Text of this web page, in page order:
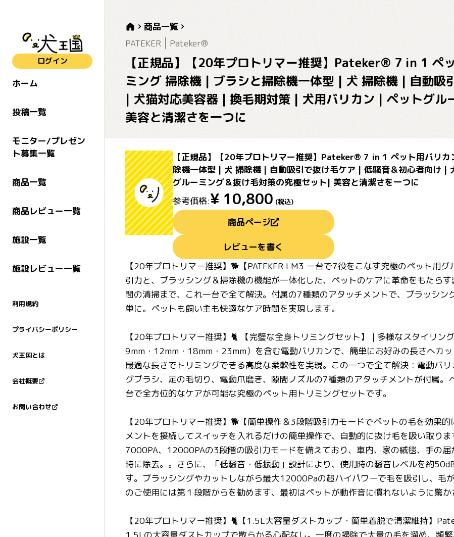
ログイン
ホーム
投稿一覧
モニター/プレゼン
ト募集一覧
商品一覧
商品レビュー一覧
施設一覧
施設レビュー一覧
利用規約
プライバシーポリシー
犬王国とは
会社概要
お問い合わせ
商品一覧
PATEKER
Pateker®
【正規品】【20年プロトリマー推奨】Pateker® 7 in 1 ペ
ミング 掃除機 | ブラシと掃除機一体型 | 犬 掃除機 | 自動吸
| 犬猫対応美容器 | 換毛期対策 | 犬用バリカン | ペットグル
美容と清潔さを一つに
【正規品】【20年プロトリマー推奨】Pateker® 7 in 1 ペット用バリ
除機一体型 | 犬 掃除機 | 自動吸引で抜け毛ケア | 低騒音＆初心者向け
グルーミング＆抜け毛対策の究極セット| 美容と清潔さを一つに
参考価格:¥ 10,800 (税込)
商品ページ
レビューを書く
【20年プロトリマー推奨】🐕【PATEKER LM3 一台で7役をこなす究極のペット用
引力と、ブラッシング＆掃除機の機能が一体化した、ペットのケアに革命をもたら
間の清掃まで、これ一台で全て解決。付属の7種類のアタッチメントで、ブラッシ
単に。ペットも飼い主も快適なケア時間を実現します。
【20年プロトリマー推奨】🐈 【完璧な全身トリミングセット】 | 多様なスタイリン
9mm・12mm・18mm・23mm）を含む電動バリカンで、簡単にお好みの長さへカ
最適な長さでトリミングできる高度な柔軟性を実現。この一つで全て解決：電動バ
グブラシ、足の毛切り、電動爪磨き、隙間ノズルの7種類のアタッチメントが付属
台で全方位的なケアが可能な究極のペット用トリミングセットです。
【20年プロトリマー推奨】🐕【簡単操作＆3段階吸引力モードでペットの毛を効果
メントを接続してスイッチを入れるだけの簡単操作で、自動的に抜け毛を吸い取り
7000PA、12000PAの3段階の吸引力モードを備えており、車内、家の絨毯、手の
時に除去。。さらに、「低騒音・低振動」設計により、使用時の騒音レベルを約
す。ブラッシングやカットしながら最大12000Paの超ハイパワーで毛を吸引し、毛
のご使用には第１段階からを勧めます、最初はペットが動作音に慣れないように驚か
【20年プロトリマー推奨】🐈【1.5L大容量ダストカップ・簡単着脱で清潔維持】